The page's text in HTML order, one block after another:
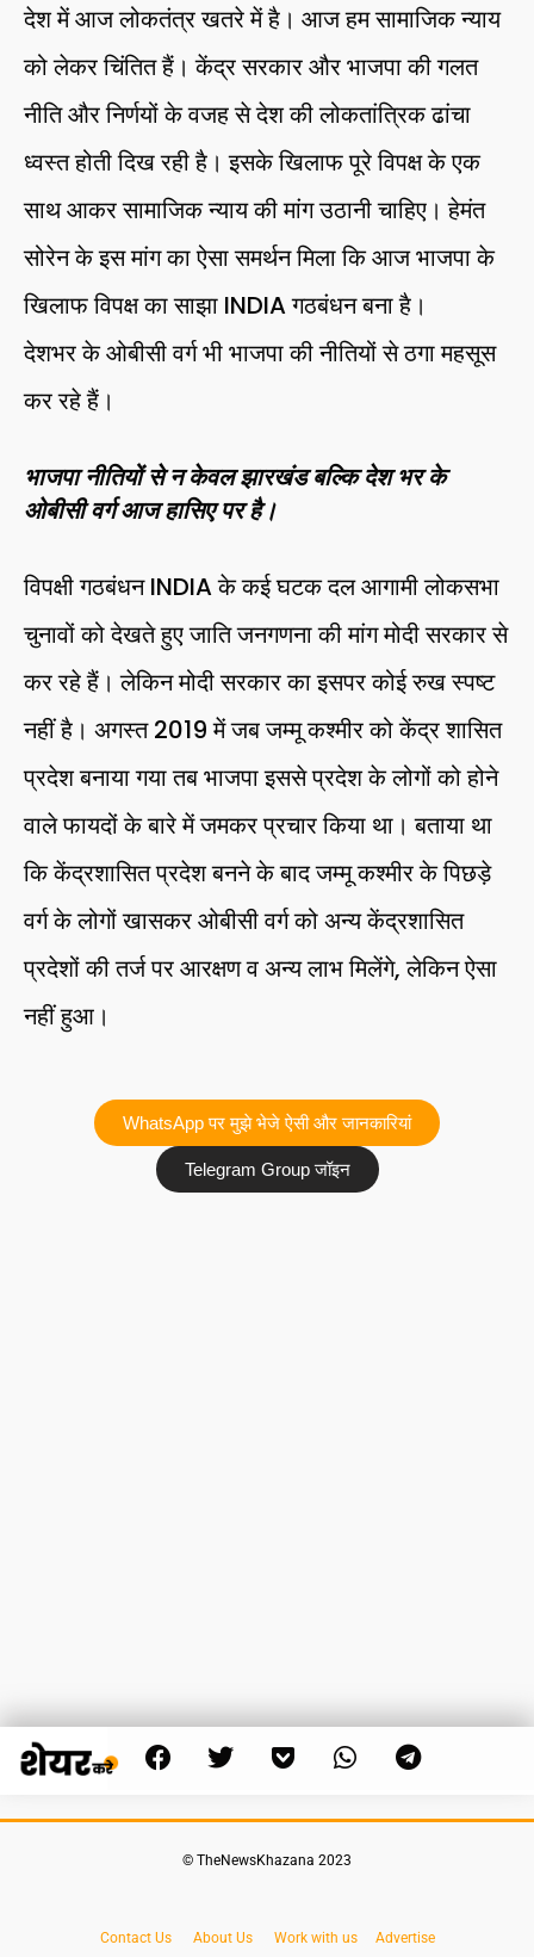
देश में आज लोकतंत्र खतरे में है। आज हम सामाजिक न्याय
को लेकर चिंतित हैं। केंद्र सरकार और भाजपा की गलत
नीति और निर्णयों के वजह से देश की लोकतांत्रिक ढांचा
ध्वस्त होती दिख रही है। इसके खिलाफ पूरे विपक्ष के एक
साथ आकर सामाजिक न्याय की मांग उठानी चाहिए। हेमंत
सोरेन के इस मांग का ऐसा समर्थन मिला कि आज भाजपा के
खिलाफ विपक्ष का साझा INDIA गठबंधन बना है।
देशभर के ओबीसी वर्ग भी भाजपा की नीतियों से ठगा महसूस
कर रहे हैं।
भाजपा नीतियों से न केवल झारखंड बल्कि देश भर के
ओबीसी वर्ग आज हासिए पर है।
विपक्षी गठबंधन INDIA के कई घटक दल आगामी लोकसभा
चुनावों को देखते हुए जाति जनगणना की मांग मोदी सरकार से
कर रहे हैं। लेकिन मोदी सरकार का इसपर कोई रुख स्पष्ट
नहीं है। अगस्त 2019 में जब जम्मू कश्मीर को केंद्र शासित
प्रदेश बनाया गया तब भाजपा इससे प्रदेश के लोगों को होने
वाले फायदों के बारे में जमकर प्रचार किया था। बताया था
कि केंद्रशासित प्रदेश बनने के बाद जम्मू कश्मीर के पिछड़े
वर्ग के लोगों खासकर ओबीसी वर्ग को अन्य केंद्रशासित
प्रदेशों की तर्ज पर आरक्षण व अन्य लाभ मिलेंगे, लेकिन ऐसा
नहीं हुआ।
WhatsApp पर मुझे भेजे ऐसी और जानकारियां
Telegram Group जॉइन
© TheNewsKhazana 2023
Contact Us About Us Work with us Advertise